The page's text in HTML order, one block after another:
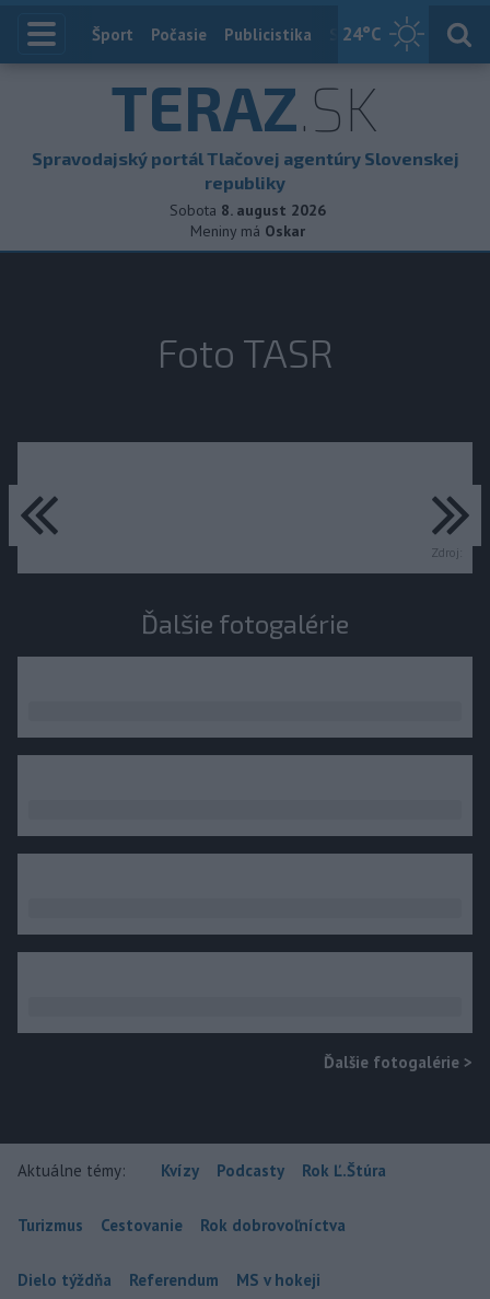
24°C
Index
Šport Počasie Publicistika Slovensko
TERAZ.SK
Spravodajský portál Tlačovej agentúry Slovenskej
republiky
Sobota 8. august 2026
Meniny má Oskar
Foto TASR
Zdroj:
predchádzajúce
Ďalšie fotogalérie
Ďalšie fotogalérie >
Aktuálne témy: Kvízy Podcasty Rok Ľ.Štúra
Turizmus Cestovanie Rok dobrovoľníctva
Dielo týždňa Referendum MS v hokeji